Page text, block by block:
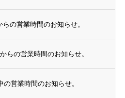
の営業時間のお知らせ。
らの営業時間のお知らせ。
の営業時間のお知らせ。